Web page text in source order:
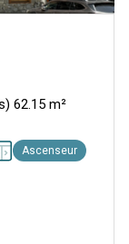
Appartement 4 pièce(s) 3 chambre(s) 62.15 m²
Ascenseur